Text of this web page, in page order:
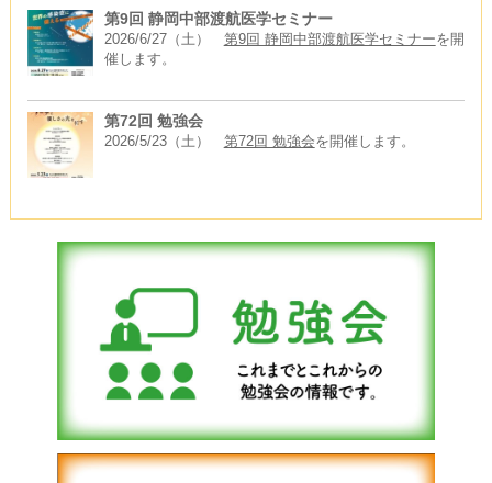
第9回 静岡中部渡航医学セミナー
2026/6/27（土） 第9回 静岡中部渡航医学セミナーを開
催します。
第72回 勉強会
2026/5/23（土） 第72回 勉強会を開催します。